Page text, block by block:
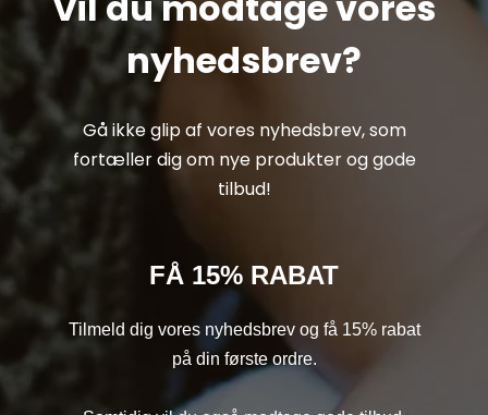
nyhedsbrev?
Gå ikke glip af vores nyhedsbrev, som
fortæller dig om nye produkter og gode
tilbud!
FÅ 15% RABAT
Tilmeld dig vores nyhedsbrev og få 15% rabat
på din første ordre.